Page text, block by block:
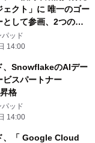
ェクト」に 唯一のゴー
として参画、2つの開
掘を開始
ッド
14:00
、SnowflakeのAIデー
ビスパートナー
格
ッド
14:00
、「 Google Cloud